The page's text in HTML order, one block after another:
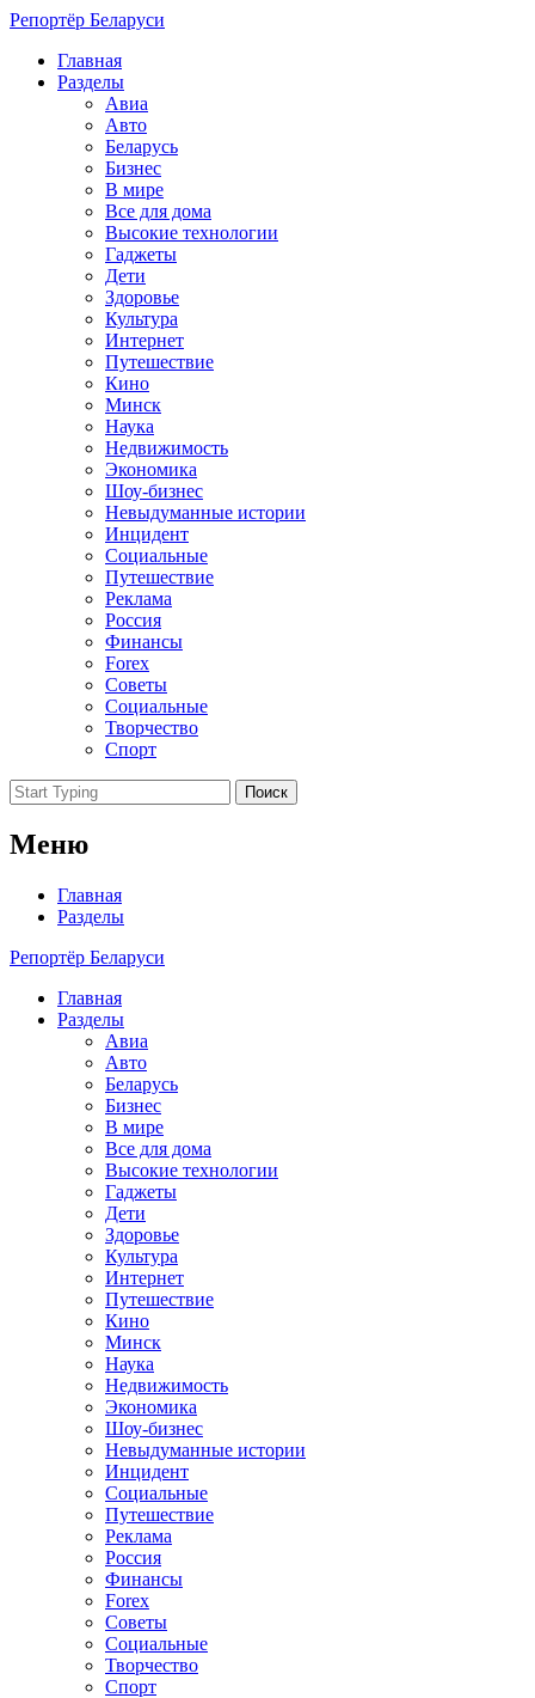
Репортёр Беларуси
Главная
Разделы
Авиа
Авто
Беларусь
Бизнес
В мире
Все для дома
Высокие технологии
Гаджеты
Дети
Здоровье
Культура
Интернет
Путешествие
Кино
Минск
Наука
Недвижимость
Экономика
Шоу-бизнес
Невыдуманные истории
Инцидент
Социальные
Путешествие
Реклама
Россия
Финансы
Forex
Советы
Социальные
Творчество
Спорт
Поиск
Меню
Главная
Разделы
Репортёр Беларуси
Главная
Разделы
Авиа
Авто
Беларусь
Бизнес
В мире
Все для дома
Высокие технологии
Гаджеты
Дети
Здоровье
Культура
Интернет
Путешествие
Кино
Минск
Наука
Недвижимость
Экономика
Шоу-бизнес
Невыдуманные истории
Инцидент
Социальные
Путешествие
Реклама
Россия
Финансы
Forex
Советы
Социальные
Творчество
Спорт